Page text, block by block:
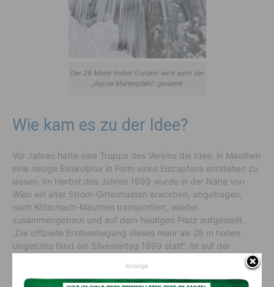
Der 28 Meter hoher Eisturm wird auch der
„Alpine Marterpfahl“ genannt
Wie kam es zu der Idee?
Vor Jahren hatte eine Truppe des Vereins die Idee, in Mauthen
eine riesige Eisskulptur in Form eines Eiszapfens entstehen zu
lassen. Im Herbst des Jahres 1999 wurde in der Nähe von
Wien ein alter Strom-Gittermasten erworben, abgetragen,
nach Kötschach-Mauthen transportiert, wieder
zusammengebaut und auf dem heutigen Platz aufgestellt.
„Die offizielle Erstbesteigung dieses mehr als 28 m hohen
Ungetüms fand am Silvestertag 1999 statt“, ist auf der
Ein Jahr später wurde am Turm aus statischen Gründen eine
Anzeige